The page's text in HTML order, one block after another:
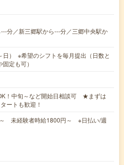
分／新三郷駅から---分／三郷中央駅か
日） ※希望のシフトを毎月提出（日数と
定も可）
！中旬～など開始日相談可 ★まずは
ートも歓迎！
未経験者時給1800円～ ※日払い/週